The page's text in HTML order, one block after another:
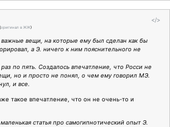
</>
(оригинал в ЖЖ)
важные вещи, на которые ему был сделан как бы
а Э. ничего к ним пояснительного не
по пять. Создалось впечатление, что Росси не
но и просто не понял, о чем ему говорил МЭ.
и все.
такое впечатление, что он не очень-то и
статья про самогипнотический опыт Э.